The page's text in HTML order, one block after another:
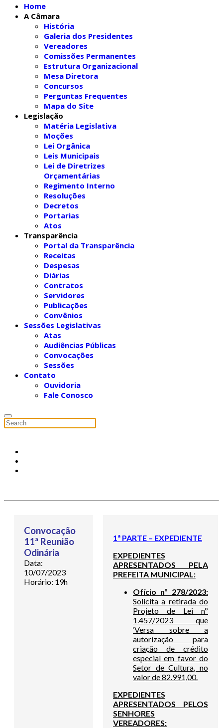
Home
A Câmara
História
Galeria dos Presidentes
Vereadores
Comissões Permanentes
Estrutura Organizacional
Mesa Diretora
Concursos
Perguntas Frequentes
Mapa do Site
Legislação
Matéria Legislativa
Moções
Lei Orgânica
Leis Municipais
Lei de Diretrizes
Orçamentárias
Regimento Interno
Resoluções
Decretos
Portarias
Atos
Transparência
Portal da Transparência
Receitas
Despesas
Diárias
Contratos
Servidores
Publicações
Convênios
Sessões Legislativas
Atas
Audiências Públicas
Convocações
Sessões
Contato
Ouvidoria
Fale Conosco
Convocação
11ª Reunião
Odinária
Data:
10/07/2023
Horário: 19h
1ª PARTE – EXPEDIENTE
EXPEDIENTES
APRESENTADOS PELA
PREFEITA MUNICIPAL:
Ofício nº 278/2023:
Solicita a retirada do
Projeto de Lei nº
1.457/2023 que
‘Versa sobre a
autorização para
criação de crédito
especial em favor do
Setor de Cultura, no
valor de 82.991,00.
EXPEDIENTES
APRESENTADOS PELOS
SENHORES
VEREADORES: